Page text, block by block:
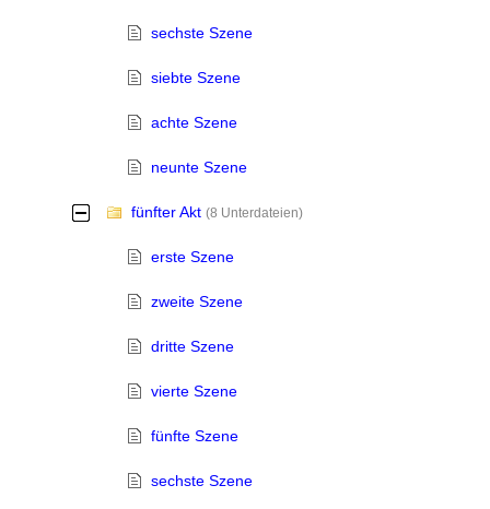
sechste Szene
siebte Szene
achte Szene
neunte Szene
- fünfter Akt (8 Unterdateien)
erste Szene
zweite Szene
dritte Szene
vierte Szene
fünfte Szene
sechste Szene